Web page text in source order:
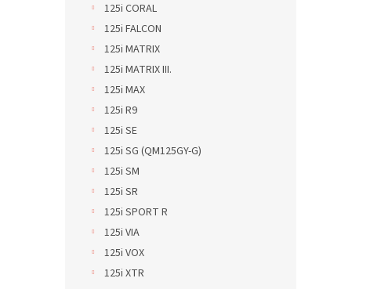
125i CORAL
125i FALCON
125i MATRIX
125i MATRIX III.
125i MAX
125i R9
125i SE
125i SG (QM125GY-G)
125i SM
125i SR
125i SPORT R
125i VIA
125i VOX
125i XTR